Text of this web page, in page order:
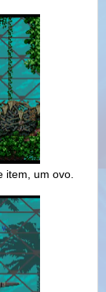
item, um ovo.